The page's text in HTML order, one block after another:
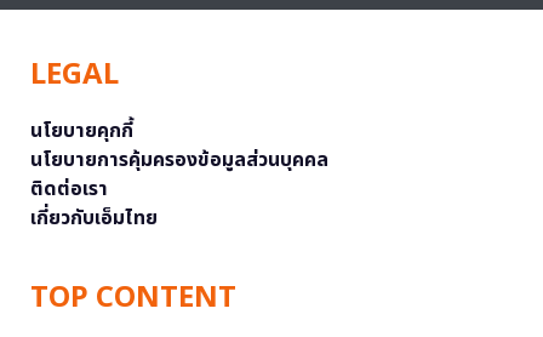
LEGAL
นโยบายคุกกี้
นโยบายการคุ้มครองข้อมูลส่วนบุคคล
ติดต่อเรา
เกี่ยวกับเอ็มไทย
TOP CONTENT